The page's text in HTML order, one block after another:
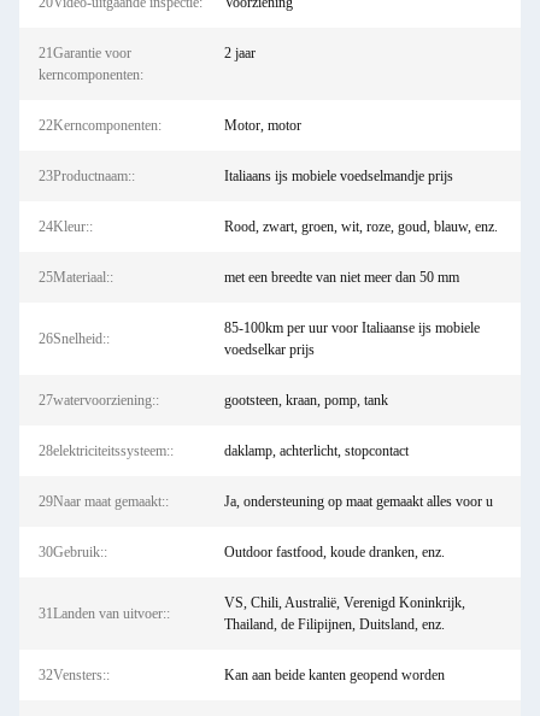
21Garantie voor
kerncomponenten:
2 jaar
22Kerncomponenten: Motor, motor
23Productnaam:: Italiaans ijs mobiele voedselmandje prijs
24Kleur:: Rood, zwart, groen, wit, roze, goud, blauw, enz.
25Materiaal:: met een breedte van niet meer dan 50 mm
26Snelheid::
85-100km per uur voor Italiaanse ijs mobiele
voedselkar prijs
27watervoorziening:: gootsteen, kraan, pomp, tank
28elektriciteitssysteem:: daklamp, achterlicht, stopcontact
29Naar maat gemaakt:: Ja, ondersteuning op maat gemaakt alles voor u
30Gebruik:: Outdoor fastfood, koude dranken, enz.
31Landen van uitvoer::
VS, Chili, Australië, Verenigd Koninkrijk,
Thailand, de Filipijnen, Duitsland, enz.
32Vensters:: Kan aan beide kanten geopend worden